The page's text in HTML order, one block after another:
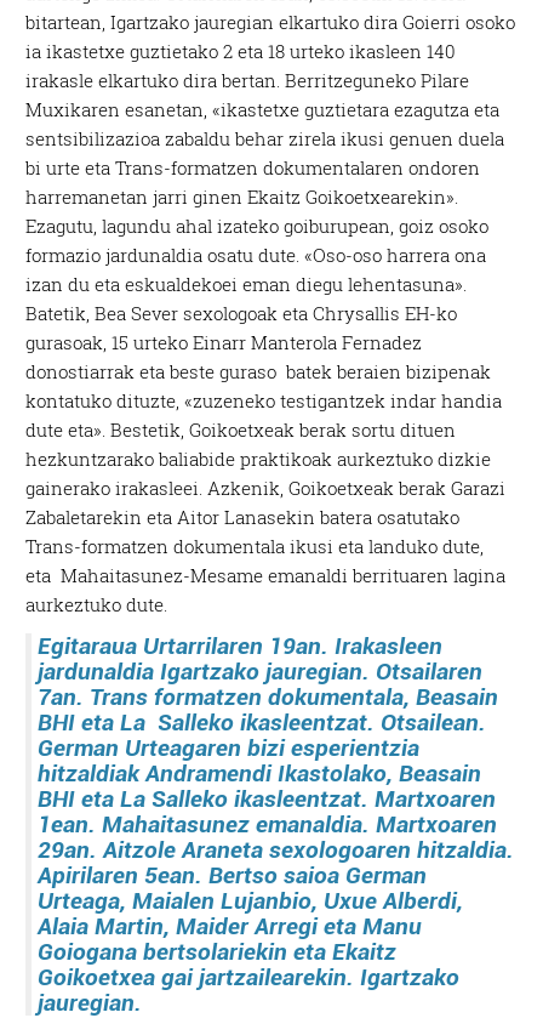
bitartean, Igartzako jauregian elkartuko dira Goierri osoko
ia ikastetxe guztietako 2 eta 18 urteko ikasleen 140
irakasle elkartuko dira bertan. Berritzeguneko Pilare
Muxikaren esanetan, «ikastetxe guztietara ezagutza eta
sentsibilizazioa zabaldu behar zirela ikusi genuen duela
bi urte eta Trans-formatzen dokumentalaren ondoren
harremanetan jarri ginen Ekaitz Goikoetxearekin».
Ezagutu, lagundu ahal izateko goiburupean, goiz osoko
formazio jardunaldia osatu dute. «Oso-oso harrera ona
izan du eta eskualdekoei eman diegu lehentasuna».
Batetik, Bea Sever sexologoak eta Chrysallis EH-ko
gurasoak, 15 urteko Einarr Manterola Fernadez
donostiarrak eta beste guraso batek beraien bizipenak
kontatuko dituzte, «zuzeneko testigantzek indar handia
dute eta». Bestetik, Goikoetxeak berak sortu dituen
hezkuntzarako baliabide praktikoak aurkeztuko dizkie
gainerako irakasleei. Azkenik, Goikoetxeak berak Garazi
Zabaletarekin eta Aitor Lanasekin batera osatutako
Trans-formatzen dokumentala ikusi eta landuko dute,
eta Mahaitasunez-Mesame emanaldi berrituaren lagina
aurkeztuko dute.
Egitaraua Urtarrilaren 19an. Irakasleen
jardunaldia Igartzako jauregian. Otsailaren
7an. Trans formatzen dokumentala, Beasain
BHI eta La Salleko ikasleentzat. Otsailean.
German Urteagaren bizi esperientzia
hitzaldiak Andramendi Ikastolako, Beasain
BHI eta La Salleko ikasleentzat.Martxoaren
1ean. Mahaitasunez emanaldia.Martxoaren
29an. Aitzole Araneta sexologoaren hitzaldia.
Apirilaren 5ean. Bertso saioa German
Urteaga, Maialen Lujanbio, Uxue Alberdi,
Alaia Martin, Maider Arregi eta Manu
Goiogana bertsolariekin eta Ekaitz
Goikoetxea gai jartzailearekin. Igartzako
jauregian.